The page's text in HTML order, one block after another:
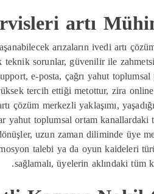
artı
arızaların ivedi artı
teknik sorunlar, güvenilir ile
e-posta, çağrı yahut toplumsal
tercih ettiği metottur, zira
merkezli yaklaşımı,
yahut toplumsal ortam
uzun zaman diliminde üye
talebi ya da oyun kaideleri
sağlamalı, üyelerin aklındaki tüm